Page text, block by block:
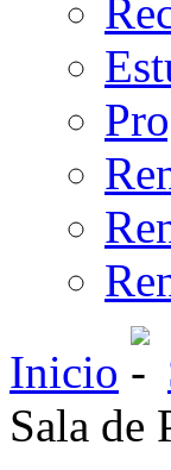
Inicio
Sala de